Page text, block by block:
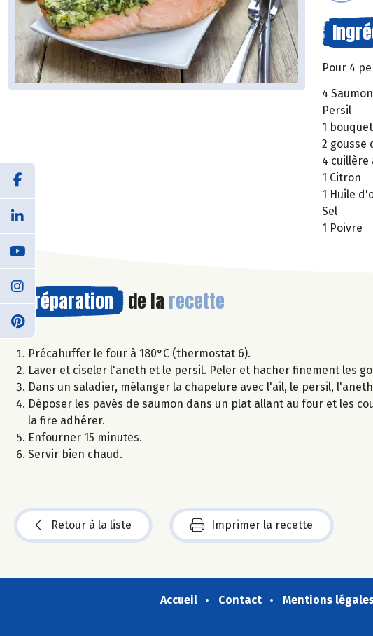
Pour 4
4 Saumon
Persil
1
2 gousse
4 cuillère
1 Citron
1 Huile
Sel
1 Poivre
Préparation de la recette
Précahuffer le four à 180°C (thermostat 6).
Laver et ciseler l'aneth et le persil. Peler et hacher finement les
Dans un saladier, mélanger la chapelure avec l'ail, le persil,
Déposer les pavés de saumon dans un plat allant au four et les
la fire adhérer.
Enfourner 15 minutes.
Servir bien chaud.
Retour à la liste Imprimer la recette
Accueil Contact Mentions